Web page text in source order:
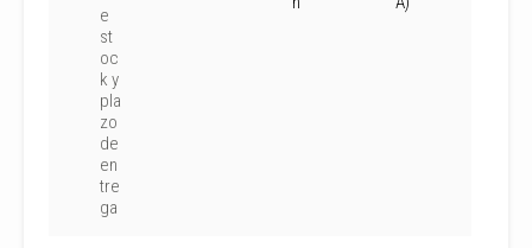
e
st
oc
k y
pla
zo
de
en
tre
ga